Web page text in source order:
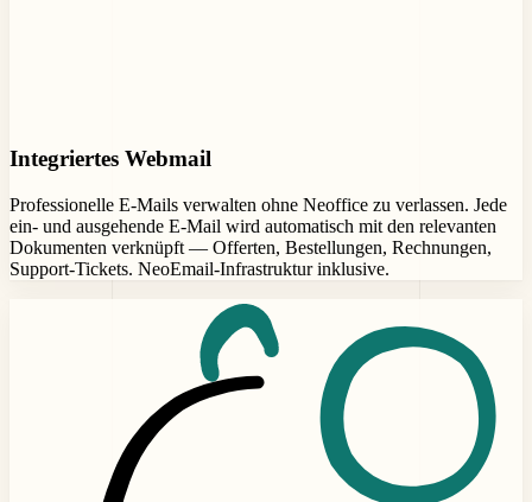
Integriertes Webmail
Professionelle E-Mails verwalten ohne Neoffice zu verlassen. Jede
ein- und ausgehende E-Mail wird automatisch mit den relevanten
Dokumenten verknüpft — Offerten, Bestellungen, Rechnungen,
Support-Tickets. NeoEmail-Infrastruktur inklusive.